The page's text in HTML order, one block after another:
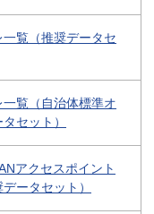
覧（推奨データセ
覧（自治体標準オ
セット）
アクセスポイント
ータセット）